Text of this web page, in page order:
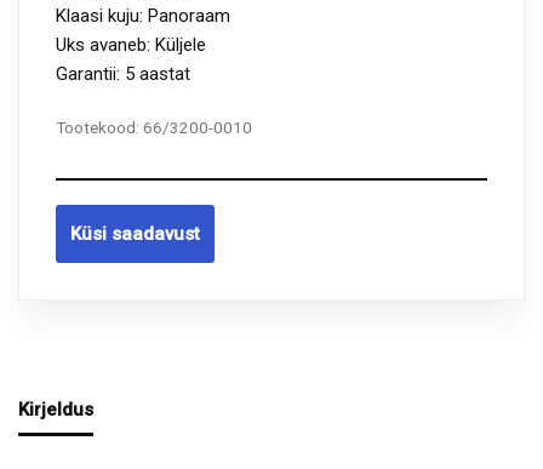
Klaasi kuju: Panoraam
Uks avaneb: Küljele
Garantii: 5 aastat
Tootekood: 66/3200-0010
Küsi saadavust
Kirjeldus